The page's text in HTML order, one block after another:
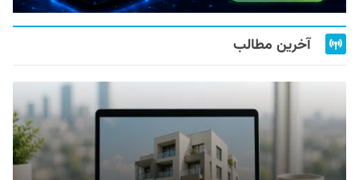
آخرین مطالب